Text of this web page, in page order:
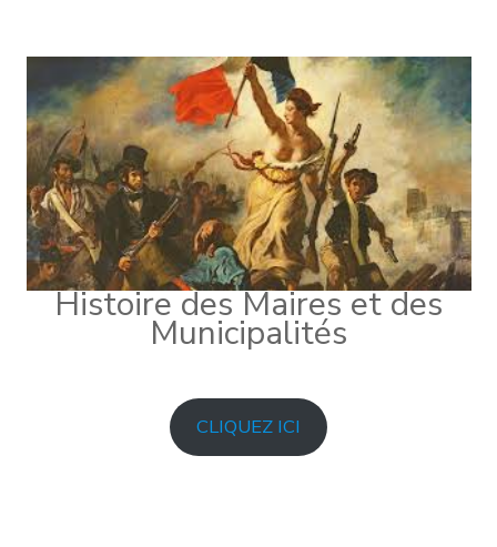
Histoire des Maires et des
Municipalités
CLIQUEZ ICI